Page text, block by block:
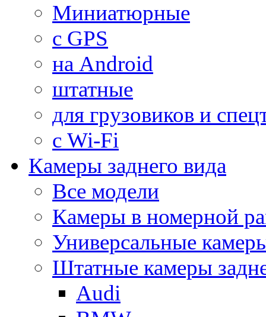
Миниатюрные
с GPS
на Android
штатные
для грузовиков и
с Wi-Fi
Камеры заднего вида
Все модели
Камеры в номерной
Универсальные
Штатные камеры
Audi